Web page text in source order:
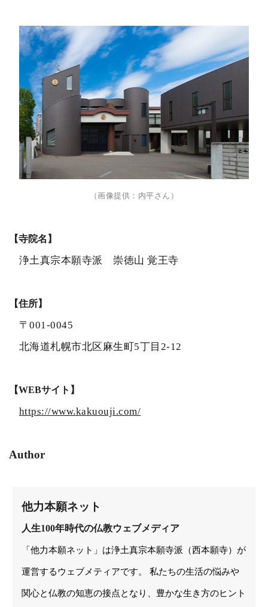
（画像提供：内平さん）
【寺院名】
浄土真宗本願寺派 崇徳山 覚王寺
【住所】
〒001-0045
北海道札幌市北区麻生町5丁目2-12
【WEBサイト】
https://www.kakuouji.com/
Author
他力本願ネット
人生100年時代の仏教ウェブメディア
「他力本願ネット」は浄土真宗本願寺派（西本願寺）が
運営するウェブメティアです。 私たちの生活の悩みや
関心と仏教の知恵の接点となり、豊かな生き方のヒント